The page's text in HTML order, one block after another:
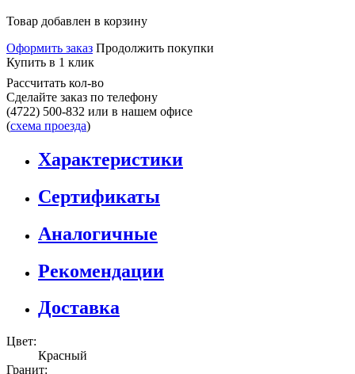
Товар добавлен в корзину
Оформить заказ Продолжить покупки
Купить в 1 клик
Рассчитать кол-во
Сделайте заказ по телефону
(4722) 500-832 или в нашем офисе
(схема проезда)
Характеристики
Сертификаты
Аналогичные
Рекомендации
Доставка
Цвет:
Красный
Гранит: